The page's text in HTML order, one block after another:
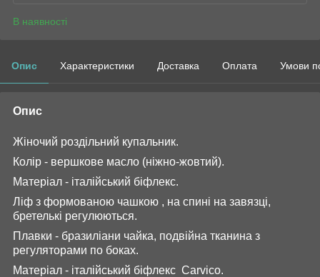
В наявності
Опис Характеристики Доставка Оплата Умови
Опис
Жіночий роздільний купальник.
Колір - вершкове масло (ніжно-жовтий).
Матеріал - італійський біфлекс.
Ліф з формованою чашкою , на спині на завязці,
бретелькі регулюються.
Плавки - бразиліани чайка, подвійна тканина з
регуляторами по боках.
Матеріал - італійський біфлекс Carvico.